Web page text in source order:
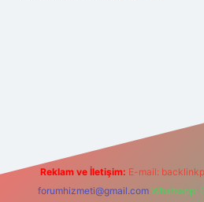
Reklam ve İletişim: E-mail:
forumhizmeti@gmail.com Whatsapp: